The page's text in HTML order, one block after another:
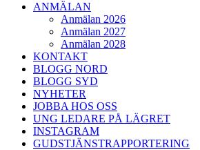
ANMÄLAN
Anmälan 2026
Anmälan 2027
Anmälan 2028
KONTAKT
BLOGG NORD
BLOGG SYD
NYHETER
JOBBA HOS OSS
UNG LEDARE PÅ LÄGRET
INSTAGRAM
GUDSTJÄNSTRAPPORTERING